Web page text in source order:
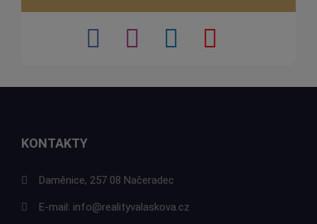
KONTAKTY
Daměnice, 257 08 Načeradec
E-mail: info@realityvalaskova.cz